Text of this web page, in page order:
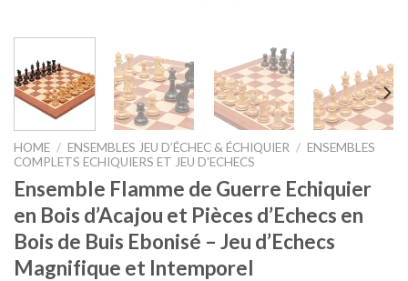
HOME / ENSEMBLES JEU D’ÉCHEC & ÉCHIQUIER / ENSEMBLES
COMPLETS ECHIQUIERS ET JEU D'ECHECS
Ensemble Flamme de Guerre Echiquier
en Bois d’Acajou et Pièces d’Echecs en
Bois de Buis Ebonisé – Jeu d’Echecs
Magnifique et Intemporel